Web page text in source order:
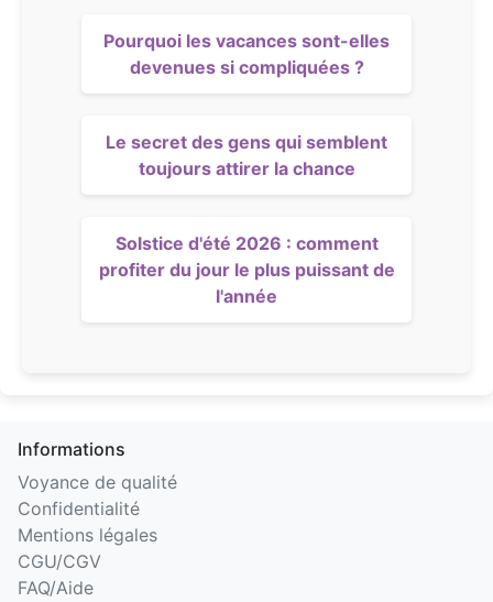
Pourquoi les vacances sont-elles
devenues si compliquées ?
Le secret des gens qui semblent
toujours attirer la chance
Solstice d'été 2026 : comment
profiter du jour le plus puissant de
l'année
Informations
Voyance de qualité
Confidentialité
Mentions légales
CGU/CGV
FAQ/Aide